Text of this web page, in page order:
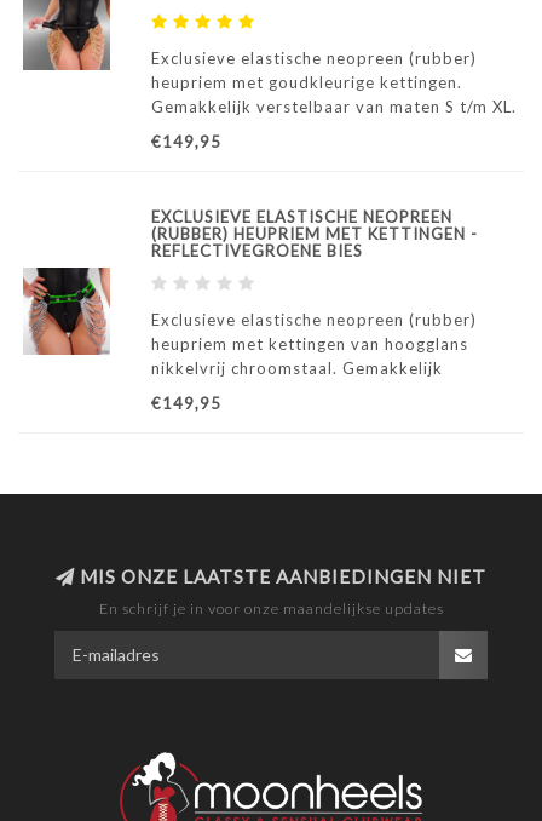
Exclusieve elastische neopreen (rubber)
heupriem met goudkleurige kettingen.
Gemakkelijk verstelbaar van maten S t/m XL.
€149,95
EXCLUSIEVE ELASTISCHE NEOPREEN
(RUBBER) HEUPRIEM MET KETTINGEN -
REFLECTIVEGROENE BIES
Exclusieve elastische neopreen (rubber)
heupriem met kettingen van hoogglans
nikkelvrij chroomstaal. Gemakkelijk
verstelbaar van maten S t/m XL.
€149,95
MIS ONZE LAATSTE AANBIEDINGEN NIET
En schrijf je in voor onze maandelijkse updates